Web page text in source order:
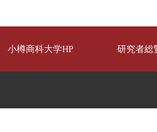
小樽商科大学HP 研究者総